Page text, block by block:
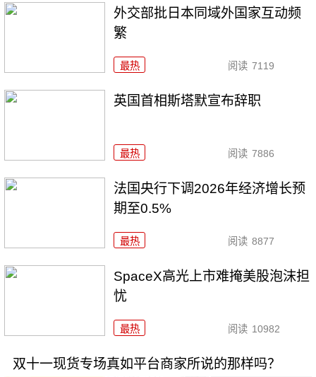
外交部批日本同域外国家互动频
繁
最热 阅读 7119
英国首相斯塔默宣布辞职
最热 阅读 7886
法国央行下调2026年经济增长预
期至0.5%
最热 阅读 8877
SpaceX高光上市难掩美股泡沫担
忧
最热 阅读 10982
双十一现货专场真如平台商家所说的那样吗？